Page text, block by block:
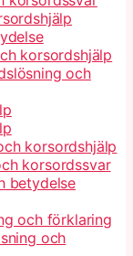
korsordshjälp
och
korsordshjälp
korsordssvar
betydelse
och förklaring
och